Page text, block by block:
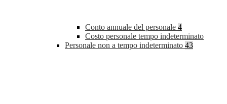
Conto annuale del personale 4
Costo personale tempo indeterminato
Personale non a tempo indeterminato 43